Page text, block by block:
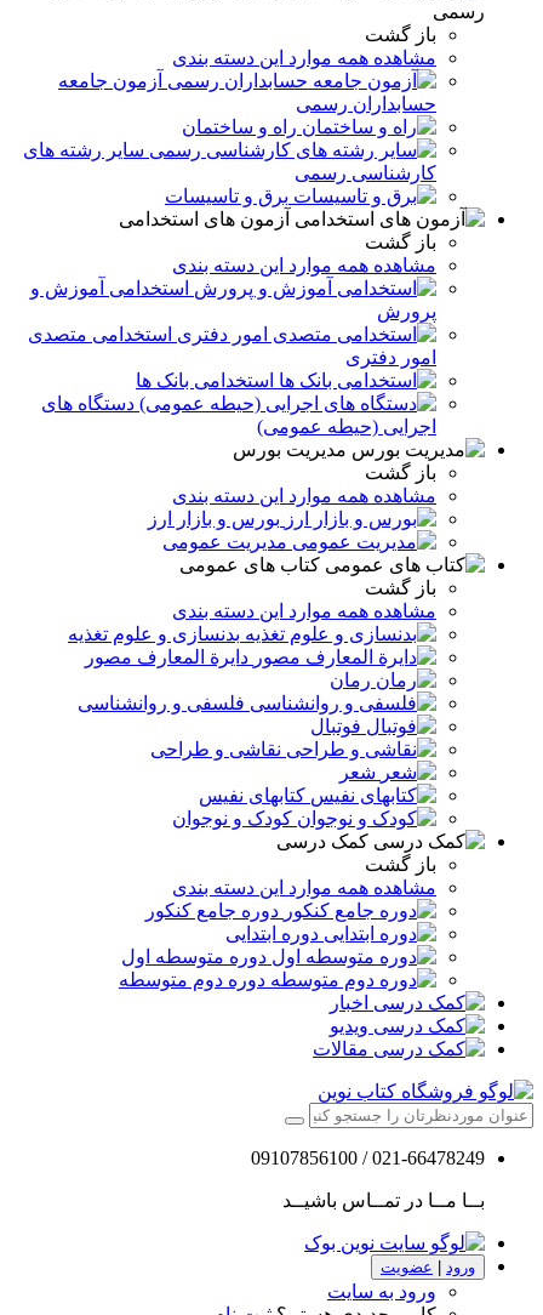
رسمی
باز گشت
مشاهده همه موارد این دسته بندی
آزمون جامعه
حسابداران رسمی
راه و ساختمان
سایر رشته های
کارشناسی رسمی
برق و تاسيسات
آزمون های استخدامی
باز گشت
مشاهده همه موارد این دسته بندی
استخدامی آموزش و
پرورش
استخدامی متصدی
امور دفتری
استخدامی بانک ها
دستگاه های
اجرایی (حیطه عمومی)
مدیریت بورس
باز گشت
مشاهده همه موارد این دسته بندی
بورس و بازار ارز
مدیریت عمومی
کتاب های عمومی
باز گشت
مشاهده همه موارد این دسته بندی
بدنسازی و علوم تغذیه
دایرة المعارف مصور
رمان
فلسفی و روانشناسی
فوتبال
نقاشی و طراحی
شعر
کتابهای نفیس
کودک و نوجوان
کمک درسی
باز گشت
مشاهده همه موارد این دسته بندی
دوره جامع کنکور
دوره ابتدایی
دوره متوسطه اول
دوره دوم متوسطه
اخبار
ویدیو
مقالات
021-66478249 / 09107856100
بــا مــا در تمــاس باشیــد
ورود عضویت
ورود به سایت